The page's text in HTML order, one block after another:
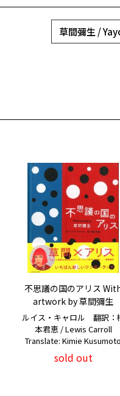
草間彌生 /
不思議の国のアリス
artwork by 草間彌生
ルイス・キャロル 翻訳：
本君恵 / Lewis Carroll
Translate: Kimie Kusumoto
sold out